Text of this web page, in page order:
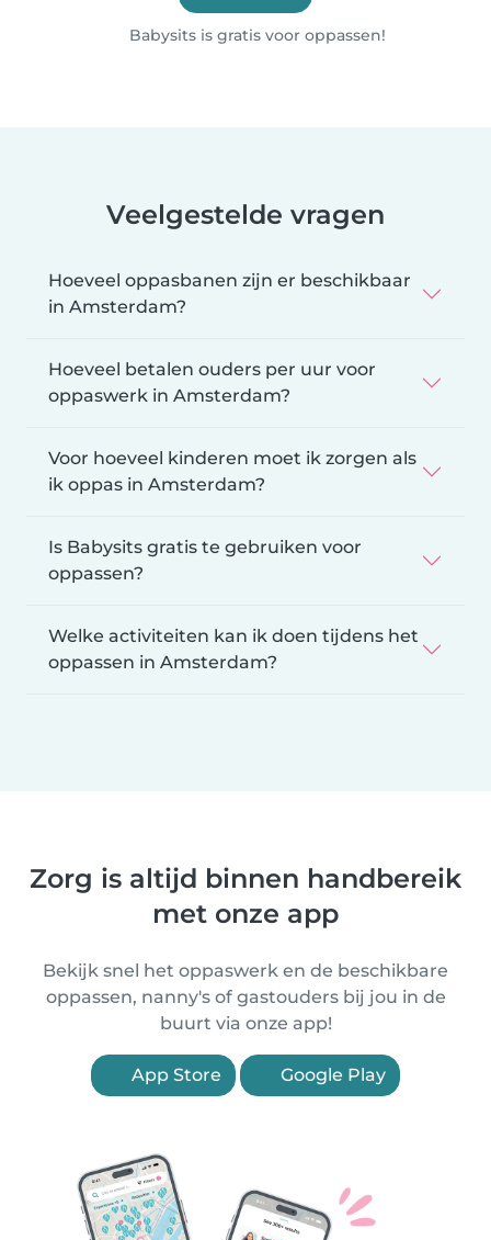
Babysits is gratis voor oppassen!
Veelgestelde vragen
Hoeveel oppasbanen zijn er beschikbaar
in Amsterdam?
Hoeveel betalen ouders per uur voor
oppaswerk in Amsterdam?
Voor hoeveel kinderen moet ik zorgen als
ik oppas in Amsterdam?
Is Babysits gratis te gebruiken voor
oppassen?
Welke activiteiten kan ik doen tijdens het
oppassen in Amsterdam?
Zorg is altijd binnen handbereik
met onze app
Bekijk snel het oppaswerk en de beschikbare
oppassen, nanny's of gastouders bij jou in de
buurt via onze app!
App Store Google Play